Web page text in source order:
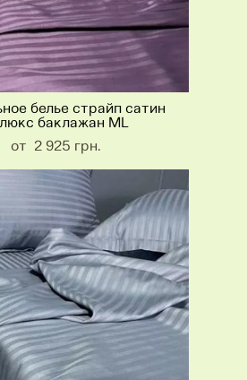
белье страйп сатин
баклажан ML
от 2 925 грн.